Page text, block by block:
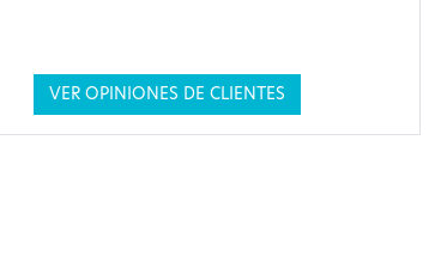
VER OPINIONES DE CLIENTES